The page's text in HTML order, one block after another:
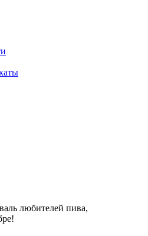
любителей пива,